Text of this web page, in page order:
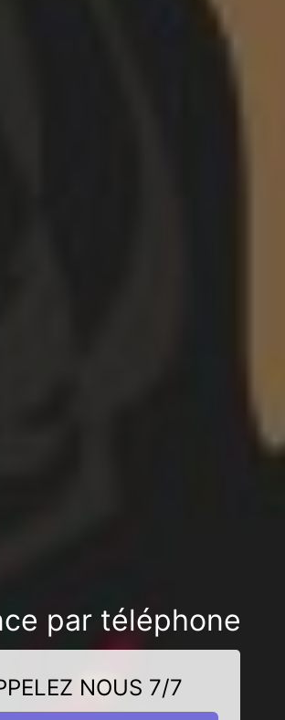
par téléphone
NOUS 7/7